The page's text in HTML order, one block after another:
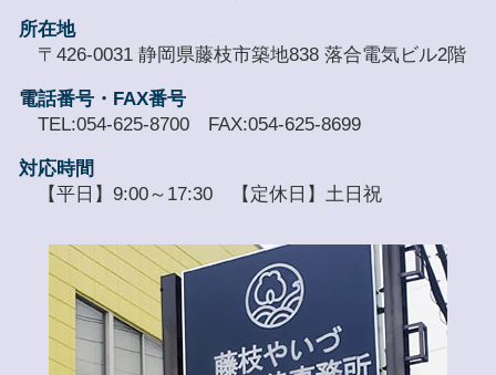
所在地
〒426-0031 静岡県藤枝市築地838 落合電気ビル2階
電話番号・FAX番号
TEL:054-625-8700 FAX:054-625-8699
対応時間
【平日】9:00～17:30 【定休日】土日祝